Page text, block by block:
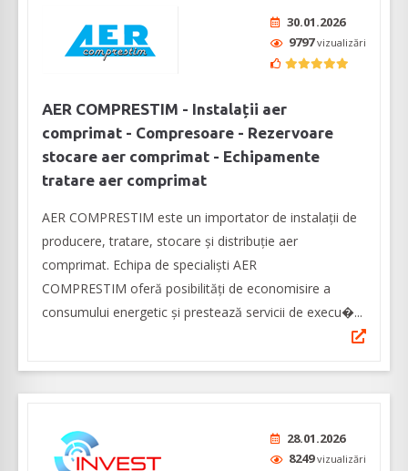
30.01.2026
9797vizualizări
AER COMPRESTIM - Instalații aer
comprimat - Compresoare - Rezervoare
stocare aer comprimat - Echipamente
tratare aer comprimat
AER COMPRESTIM este un importator de instalații de
producere, tratare, stocare și distribuție aer
comprimat. Echipa de specialiști AER
COMPRESTIM oferă posibilități de economisire a
consumului energetic și prestează servicii de execu�...
28.01.2026
8249vizualizări